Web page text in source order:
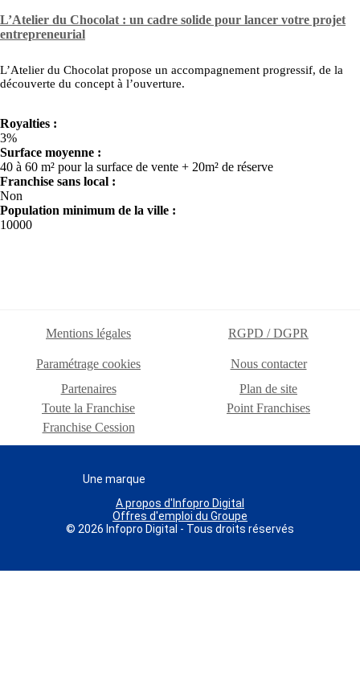
L’Atelier du Chocolat : un cadre solide pour lancer votre projet
entrepreneurial
L’Atelier du Chocolat propose un accompagnement progressif, de la
découverte du concept à l’ouverture.
Royalties :
3%
Surface moyenne :
40 à 60 m² pour la surface de vente + 20m² de réserve
Franchise sans local :
Non
Population minimum de la ville :
10000
Mentions légales RGPD / DGPR
Paramétrage cookies
Nous contacter
Partenaires
Plan de site
Toute la Franchise
Point Franchises
Franchise Cession
Une marque
A propos d'Infopro Digital
Offres d'emploi du Groupe
© 2026 Infopro Digital - Tous droits réservés